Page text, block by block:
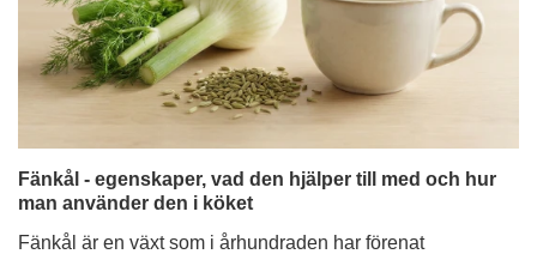
Fänkål - egenskaper, vad den hjälper till med och hur
man använder den i köket
Fänkål är en växt som i århundraden har förenat